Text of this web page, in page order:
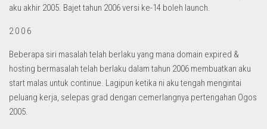
aku akhir 2005. Bajet tahun 2006 versi ke-14 boleh launch.
2 0 0 6
Beberapa siri masalah telah berlaku yang mana domain expired &
hosting bermasalah telah berlaku dalam tahun 2006 membuatkan aku
start malas untuk continue. Lagipun ketika ni aku tengah mengintai
peluang kerja, selepas grad dengan cemerlangnya pertengahan Ogos
2005.